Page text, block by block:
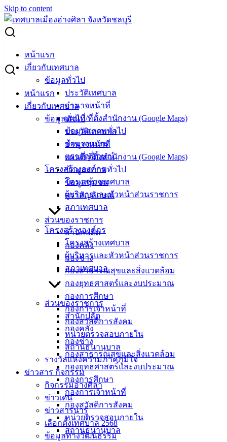
Skip to content
หน้าแรก
เกี่ยวกับเทศบาล
ข้อมูลทั่วไป
ประวัติเทศบาล
อำนาจหน้าที่
แผนที่/ที่ตั้งสำนักงาน (Google Maps)
ข้อมูลสภาพทั่วไป
ข้อมูลชุมชน
ตราสัญลักษณ์
โครงสร้างองค์กร
โครงสร้างเทศบาล
ผู้บริหารและหัวหน้าส่วนราชการ
สภาเทศบาล
ส่วนของราชการ
สำนักปลัด
กองคลัง
กองช่าง
กองสาธารณสุขและสิ่งแวดล้อม
กองยุทธศาสตร์และงบประมาณ
กองการศึกษา
กองการเจ้าหน้าที่
กองสวัสดิการสังคม
หน่วยตรวจสอบภายใน
สถานธนานุบาล
รางวัลแห่งความภาคภูมิใจ
ข่าวสาร กิจกรรม
กิจกรรมอ่างศิลา
ข่าวเด่น
ข่าวสารน่ารู้
เลือกตั้งเทศบาล 2568
ข้อมูลทางวัฒนธรรม
หน้าแรก
เกี่ยวกับเทศบาล
ข้อมูลทั่วไป
ประวัติเทศบาล
อำนาจหน้าที่
แผนที่/ที่ตั้งสำนักงาน (Google Maps)
ข้อมูลสภาพทั่วไป
ข้อมูลชุมชน
ตราสัญลักษณ์
โครงสร้างองค์กร
โครงสร้างเทศบาล
ผู้บริหารและหัวหน้าส่วนราชการ
สภาเทศบาล
ส่วนของราชการ
สำนักปลัด
กองคลัง
กองช่าง
กองสาธารณสุขและสิ่งแวดล้อม
กองยุทธศาสตร์และงบประมาณ
กองการศึกษา
กองการเจ้าหน้าที่
กองสวัสดิการสังคม
หน่วยตรวจสอบภายใน
สถานธนานุบาล
Search for:
ผู้ชนะการเสนอราคา ซื้อวัสดุการเกษตร
ผู้ชนะการเสนอราคา ซื้อวัสดุการเกษตร
พฤศจิกายน 16, 2023พฤศจิกายน 16, 2023
จัดซื้อจัดจ้าง,ประกาศผู้ชนะ
ผู้ชนะการเสนอราคา ซื้อวัสดุการเกษตร
เทศบาล
อ.เมือง จ.ชลบุรี
บริการ
ประชาชน
ดาวน์โหลด
แบบ
ฟอร์ม,